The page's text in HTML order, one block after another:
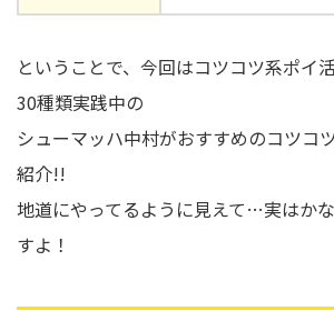
ということで、今回はコツコツ系ポイ
30種類実践中の
シューマッハ中村がおすすめのコツコ
紹介!!
地道にやってるように見えて…実はか
すよ！